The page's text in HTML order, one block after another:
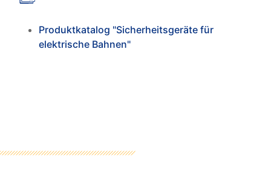
Produktkatalog "Sicherheitsgeräte für
elektrische Bahnen"